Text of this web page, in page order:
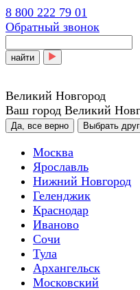
8 800 222 79 01
Обратный звонок
найти
Великий Новгород
Ваш город Великий
Да, все верно Выбрать
Москва
Ярославль
Нижний Новгород
Геленджик
Краснодар
Иваново
Сочи
Тула
Архангельск
Московский